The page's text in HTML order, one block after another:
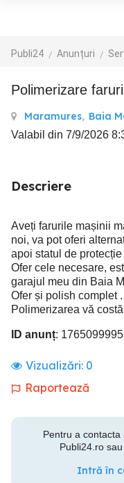
Publi24 Anunțuri
Polimerizare
Maramures, Baia
Valabil din 7/9/2026
Descriere
Aveți farurile mașinii
noi, va pot oferi
apoi statul de
Ofer cele necesare,
garajul meu din Baia
Ofer și polish complet .
Polimerizarea vă
ID anunț: 1765099995
Vizualizări: 0
Raportează
Pentru a
Publi24.ro
Intră în